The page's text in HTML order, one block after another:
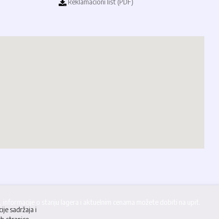
Reklamacioni list (PDF)
o stanju lagera i aktuelnim cenama možete dobiti na upit.
sadržaja i